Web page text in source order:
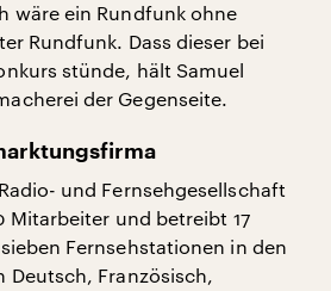
wäre ein Rundfunk ohne
Rundfunk. Dass dieser bei
stünde, hält Samuel
der Gegenseite.
und Fernsehgesellschaft
Mitarbeiter und betreibt 17
Fernsehstationen in den
Deutsch, Französisch,